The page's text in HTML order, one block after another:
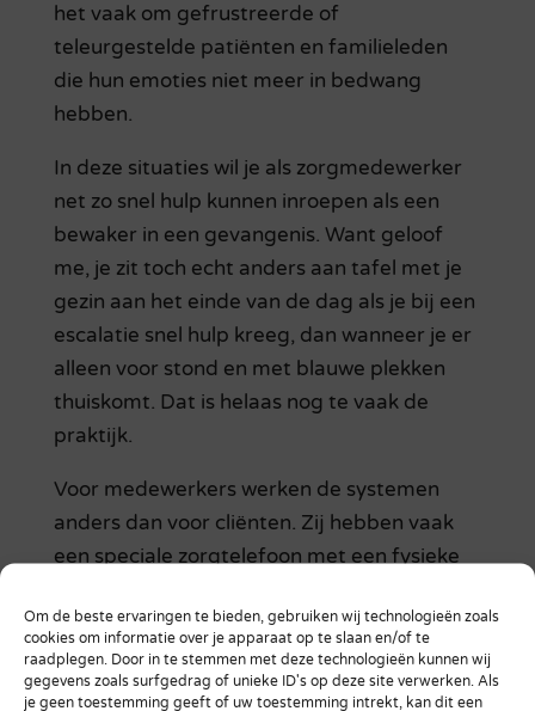
Om de beste ervaringen te bieden, gebruiken wij technologieën zoals
cookies om informatie over je apparaat op te slaan en/of te
raadplegen. Door in te stemmen met deze technologieën kunnen wij
gegevens zoals surfgedrag of unieke ID's op deze site verwerken. Als
je geen toestemming geeft of uw toestemming intrekt, kan dit een
het vaak om gefrustreerde of
teleurgestelde patiënten en familieleden
die hun emoties niet meer in bedwang
hebben.
In deze situaties wil je als zorgmedewerker
net zo snel hulp kunnen inroepen als een
bewaker in een gevangenis. Want geloof
me, je zit toch echt anders aan tafel met je
gezin aan het einde van de dag als je bij een
escalatie snel hulp kreeg, dan wanneer je er
alleen voor stond en met blauwe plekken
thuiskomt. Dat is helaas nog te vaak de
praktijk.
Voor medewerkers werken de systemen
anders dan voor cliënten. Zij hebben vaak
een speciale zorgtelefoon met een fysieke
Geen gedoe met ontgrendelen en apps
zoeken.